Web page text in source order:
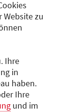
zu
Ihre
in
haben.
Ihre
und im
können